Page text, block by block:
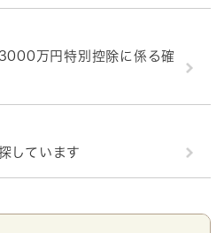
万円特別控除に係る確
しています